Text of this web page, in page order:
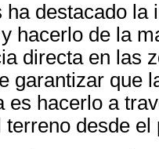
ha destacado la
hacerlo de la
directa en las
garantizar que
es hacerlo a
terreno desde